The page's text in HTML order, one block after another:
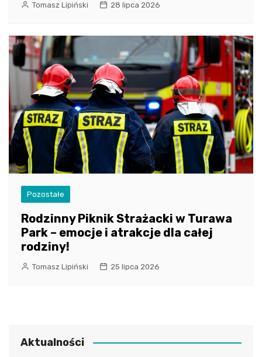
Tomasz Lipiński 28 lipca 2026
Pozostałe
Rodzinny Piknik Strażacki w Turawa
Park – emocje i atrakcje dla całej
rodziny!
Tomasz Lipiński 25 lipca 2026
Aktualności